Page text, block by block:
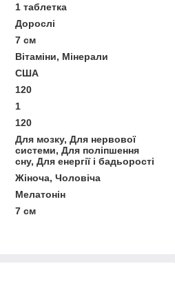
1 таблетка
Дорослі
7 см
Вітаміни, Мінерали
США
120
1
120
Для мозку, Для нервової
системи, Для поліпшення
сну, Для енергії і бадьорості
Жіноча, Чоловіча
Мелатонін
7 см